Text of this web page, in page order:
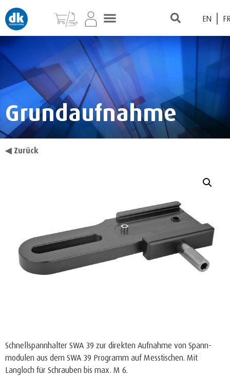
EN
Grundaufnahme
◀ Zurück
Schnellspannhalter SWA 39 zur direkten Aufnahme von Spann­
modulen aus dem SWA 39 Programm auf Messtischen. Mit
Langloch für Schrauben bis max. M 6.